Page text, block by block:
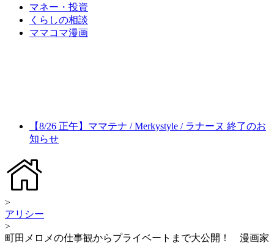
マネー・投資
くらしの相談
ママコマ漫画
【8/26 正午】ママテナ / Merkystyle / ラナーヌ 終了のお
知らせ
>
アリシー
>
町田メロメの仕事観からプライベートまで大公開！ 漫画家